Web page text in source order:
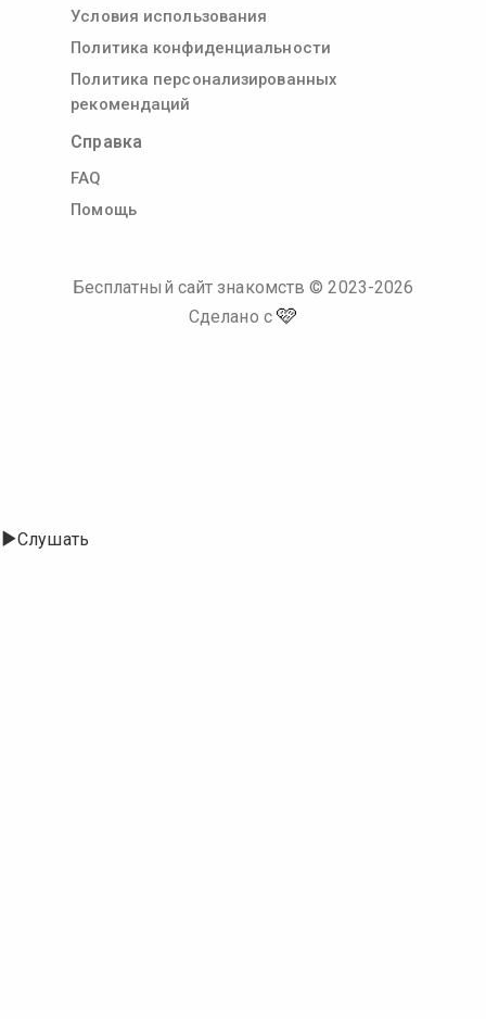
Условия использования
Политика конфиденциальности
Политика персонализированных
рекомендаций
Справка
FAQ
Помощь
Бесплатный сайт знакомств © 2023-2026
Сделано с 🩷
Слушать